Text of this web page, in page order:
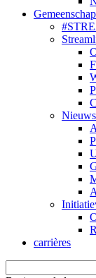
Gemeenschap
Nieuws
carrières